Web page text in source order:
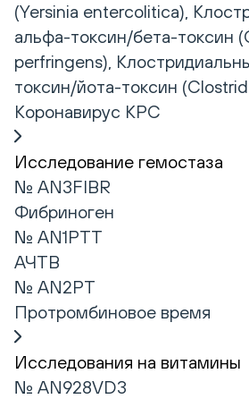
(Yersinia entercolitica),
альфа-токсин/бета-токсин
perfringens),
токсин/йота-токсин
Коронавирус КРС
Исследование гемостаза
№ AN3FIBR
Фибриноген
№ AN1PTT
АЧТВ
№ AN2PT
Протромбиновое время
Исследования на витамины
№ AN928VD3